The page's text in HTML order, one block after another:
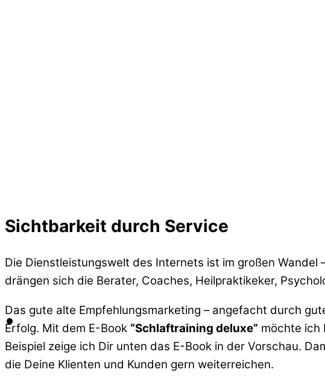
Sichtbarkeit durch Service
Die Dienstleistungswelt des Internets ist im großen
drängen sich die Berater, Coaches, Heilpraktikeker,
Das gute alte Empfehlungsmarketing – angefacht durch
Erfolg. Mit dem E-Book “Schlaftraining deluxe” möchte ich
Beispiel zeige ich Dir unten das E-Book in der Vorschau.
die Deine Klienten und Kunden gern weiterreichen.